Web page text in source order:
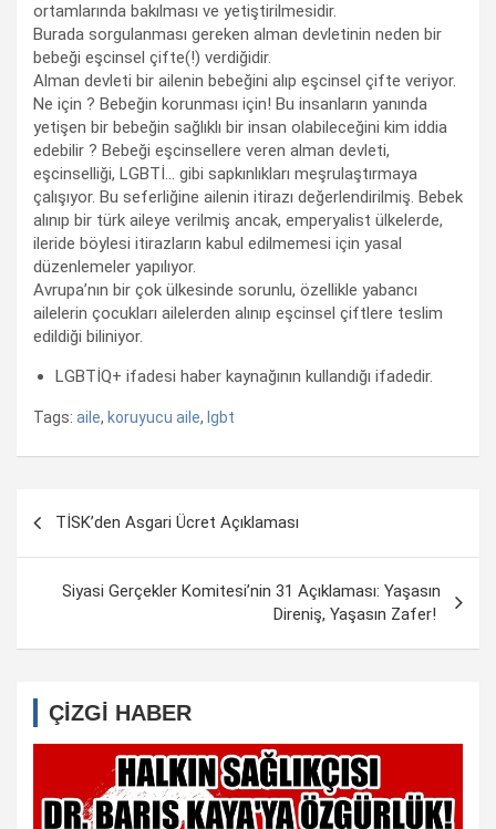
ortamlarında bakılması ve yetiştirilmesidir.
Burada sorgulanması gereken alman devletinin neden bir
bebeği eşcinsel çifte(!) verdiğidir.
Alman devleti bir ailenin bebeğini alıp eşcinsel çifte veriyor.
Ne için ? Bebeğin korunması için! Bu insanların yanında
yetişen bir bebeğin sağlıklı bir insan olabileceğini kim iddia
edebilir ? Bebeği eşcinsellere veren alman devleti,
eşcinselliği, LGBTİ… gibi sapkınlıkları meşrulaştırmaya
çalışıyor. Bu seferliğine ailenin itirazı değerlendirilmiş. Bebek
alınıp bir türk aileye verilmiş ancak, emperyalist ülkelerde,
ileride böylesi itirazların kabul edilmemesi için yasal
düzenlemeler yapılıyor.
Avrupa’nın bir çok ülkesinde sorunlu, özellikle yabancı
ailelerin çocukları ailelerden alınıp eşcinsel çiftlere teslim
edildiği biliniyor.
LGBTİQ+ ifadesi haber kaynağının kullandığı ifadedir.
Tags: aile, koruyucu aile, lgbt
Yazı
TİSK’den Asgari Ücret Açıklaması
Siyasi Gerçekler Komitesi’nin 31 Açıklaması: Yaşasın
Direniş, Yaşasın Zafer!
ÇİZGİ HABER